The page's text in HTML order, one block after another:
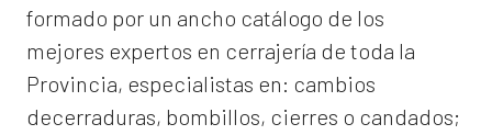
formado por un ancho catálogo de los
mejores expertos en cerrajería de toda la
Provincia, especialistas en: cambios
decerraduras, bombillos, cierres o candados;